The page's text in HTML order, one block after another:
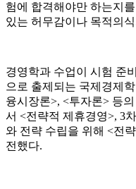
험에 합격해야만 하는지
있는 허무감이나 목적의
경영학과 수업이 시험 준
으로 출제되는 국제경제
융시장론>, <투자론> 등
서 <전략적 제휴경영>, 3
와 전략 수립을 위해 <전
전했다.